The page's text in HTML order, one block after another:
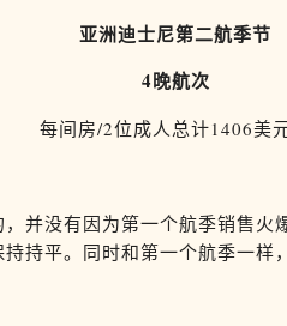
亚洲迪士尼第二航季节
4晚航次
每间房/2位成人总计1406美
并没有因为第一个航季销售火
持平。同时和第一个航季一样，